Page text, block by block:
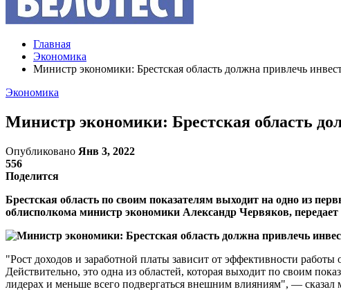
Главная
Экономика
Министр экономики: Брестская область должна привлечь
Экономика
Министр экономики: Брестская область
Опубликовано Янв 3, 2022
556
Поделится
Брестская область по своим показателям выходит на одно из
облисполкома министр экономики Александр Червяков,
"Рост доходов и заработной платы зависит от эффективности
Действительно, это одна из областей, которая выходит по своим
лидерах и меньше всего подвергаться внешним влияниям", — сказал